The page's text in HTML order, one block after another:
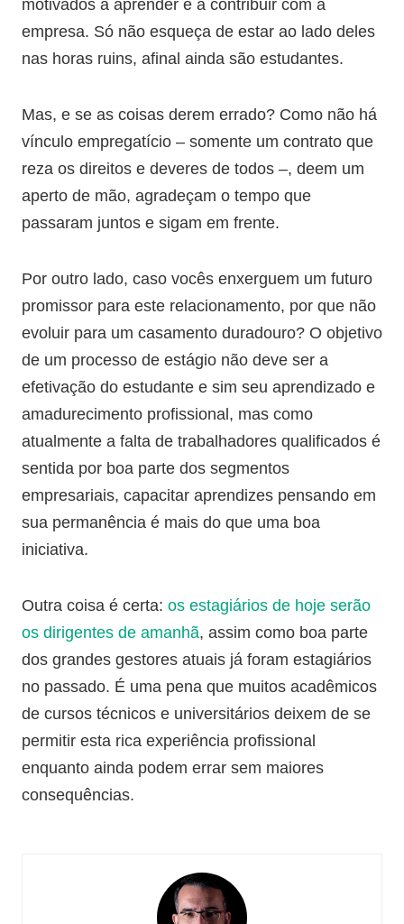
motivados a aprender e a contribuir com a
empresa. Só não esqueça de estar ao lado deles
nas horas ruins, afinal ainda são estudantes.
Mas, e se as coisas derem errado? Como não há
vínculo empregatício – somente um contrato que
reza os direitos e deveres de todos –, deem um
aperto de mão, agradeçam o tempo que
passaram juntos e sigam em frente.
Por outro lado, caso vocês enxerguem um futuro
promissor para este relacionamento, por que não
evoluir para um casamento duradouro? O objetivo
de um processo de estágio não deve ser a
efetivação do estudante e sim seu aprendizado e
amadurecimento profissional, mas como
atualmente a falta de trabalhadores qualificados é
sentida por boa parte dos segmentos
empresariais, capacitar aprendizes pensando em
sua permanência é mais do que uma boa
iniciativa.
Outra coisa é certa: os estagiários de hoje serão
os dirigentes de amanhã, assim como boa parte
dos grandes gestores atuais já foram estagiários
no passado. É uma pena que muitos acadêmicos
de cursos técnicos e universitários deixem de se
permitir esta rica experiência profissional
enquanto ainda podem errar sem maiores
consequências.